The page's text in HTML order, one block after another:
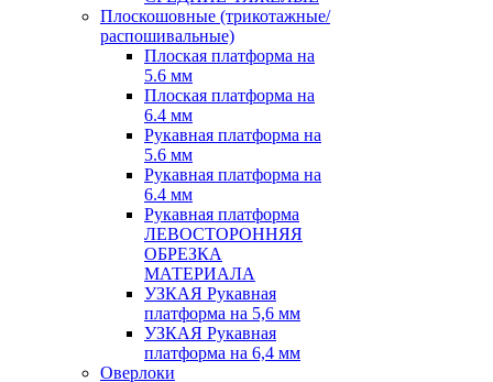
Плоскошовные (трикотажные/
распошивальные)
Плоская платформа на
5.6 мм
Плоская платформа на
6.4 мм
Рукавная платформа на
5.6 мм
Рукавная платформа на
6.4 мм
Рукавная платформа
ЛЕВОСТОРОННЯЯ
ОБРЕЗКА
МАТЕРИАЛА
УЗКАЯ Рукавная
платформа на 5,6 мм
УЗКАЯ Рукавная
платформа на 6,4 мм
Оверлоки